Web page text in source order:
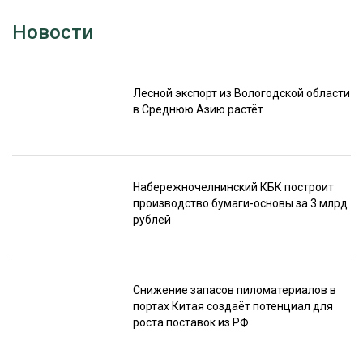
Новости
Лесной экспорт из Вологодской области
в Среднюю Азию растёт
Набережночелнинский КБК построит
производство бумаги-основы за 3 млрд
рублей
Снижение запасов пиломатериалов в
портах Китая создаёт потенциал для
роста поставок из РФ